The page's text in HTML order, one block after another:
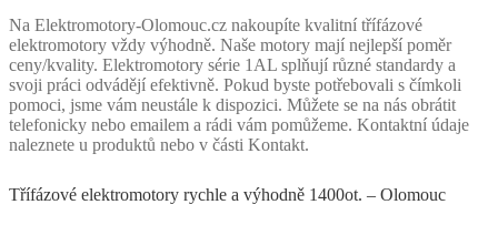
Na Elektromotory-Olomouc.cz nakoupíte kvalitní třífázové
elektromotory vždy výhodně. Naše motory mají nejlepší poměr
ceny/kvality. Elektromotory série 1AL splňují různé standardy a
svoji práci odvádějí efektivně. Pokud byste potřebovali s čímkoli
pomoci, jsme vám neustále k dispozici. Můžete se na nás obrátit
telefonicky nebo emailem a rádi vám pomůžeme. Kontaktní údaje
naleznete u produktů nebo v části Kontakt.
Třífázové elektromotory rychle a výhodně 1400ot. – Olomouc